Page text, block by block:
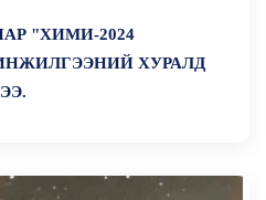
"ХИМИ-2024
ХУРАЛД